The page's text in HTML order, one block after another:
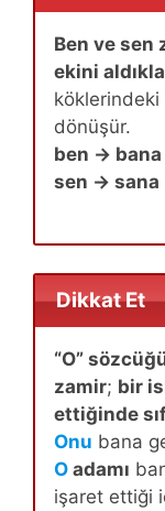
Ben ve sen
ekini
köklerindeki
dönüşür.
ben → bana
sen → sana
Dikkat Et
“O”
zamir; bir
ettiğinde
Onu bana
O adamı
işaret ettiği